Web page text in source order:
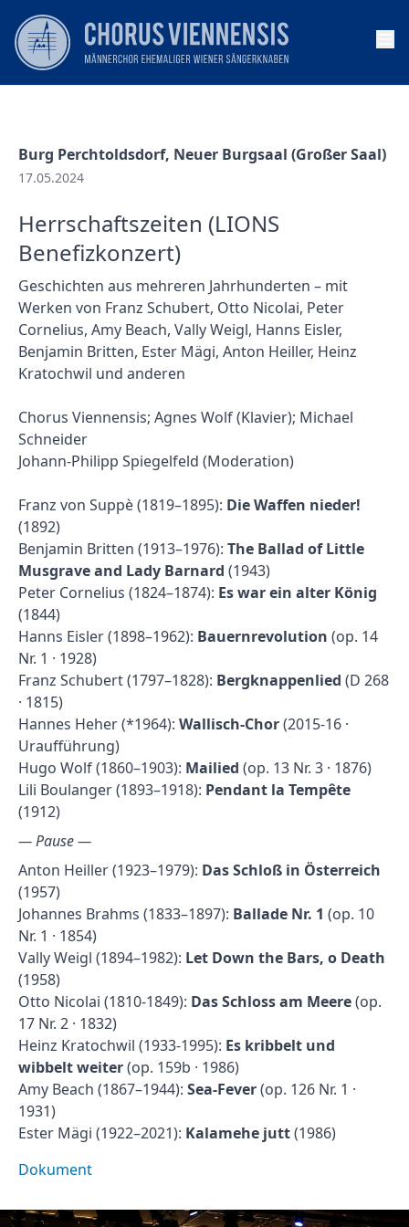
Burg Perchtoldsdorf, Neuer Burgsaal (Großer Saal)
17.05.2024
Herrschaftszeiten (LIONS
Benefizkonzert)
Geschichten aus mehreren Jahrhunderten – mit
Werken von Franz Schubert, Otto Nicolai, Peter
Cornelius, Amy Beach, Vally Weigl, Hanns Eisler,
Benjamin Britten, Ester Mägi, Anton Heiller, Heinz
Kratochwil und anderen
Chorus Viennensis; Agnes Wolf (Klavier); Michael
Schneider
Johann-Philipp Spiegelfeld (Moderation)
Franz von Suppè (1819–1895): Die Waffen nieder!
(1892)
Benjamin Britten (1913–1976): The Ballad of Little
Musgrave and Lady Barnard (1943)
Peter Cornelius (1824–1874): Es war ein alter König
(1844)
Hanns Eisler (1898–1962): Bauernrevolution (op. 14
Nr. 1 · 1928)
Franz Schubert (1797–1828): Bergknappenlied (D 268
· 1815)
Hannes Heher (*1964): Wallisch-Chor(2015-16 ·
Uraufführung)
Hugo Wolf (1860–1903): Mailied (op. 13 Nr. 3 · 1876)
Lili Boulanger (1893–1918): Pendant la Tempête
(1912)
— Pause —
Anton Heiller (1923–1979): Das Schloß in Österreich
(1957)
Johannes Brahms (1833–1897): Ballade Nr. 1 (op. 10
Nr. 1 · 1854)
Vally Weigl (1894–1982): Let Down the Bars, o Death
(1958)
Otto Nicolai (1810-1849): Das Schloss am Meere(op.
17 Nr. 2 · 1832)
Heinz Kratochwil (1933-1995): Es kribbelt und
wibbelt weiter(op. 159b · 1986)
Amy Beach (1867–1944): Sea-Fever(op. 126 Nr. 1 ·
1931)
Ester Mägi (1922–2021): Kalamehe jutt(1986)
Dokument